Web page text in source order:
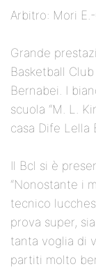
Arbitro: Mori
Grande
Basketball
Bernabei. I
scuola “M. L.
casa Dife Lella
Il Bcl si è
“Nonostante i
tecnico
prova super,
tanta voglia di
partiti molto